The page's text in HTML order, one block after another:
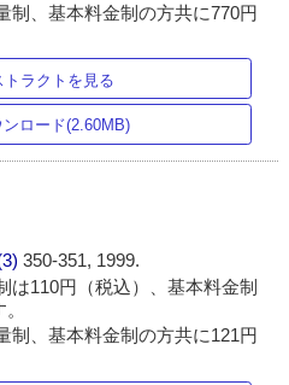
制、基本料金制の方共に770円
トラクトを見る
ロード(2.60MB)
350-351, 1999.
は110円（税込）、基本料金制
制、基本料金制の方共に121円